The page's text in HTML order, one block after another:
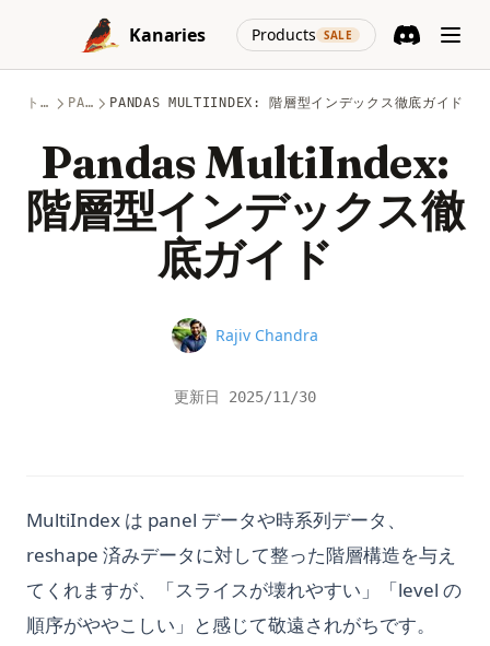
Skip to content
Kanaries
Products SALE
(opens in a
トピック PANDAS PANDAS MULTIINDEX: 階層型インデックス徹底ガイド
Pandas MultiIndex:
階層型インデックス徹
底ガイド
Name
Rajiv Chandra
更新日 2025/11/30
MultiIndex は panel データや時系列データ、
reshape 済みデータに対して整った階層構造を与え
てくれますが、「スライスが壊れやすい」「level の
順序がややこしい」と感じて敬遠されがちです。